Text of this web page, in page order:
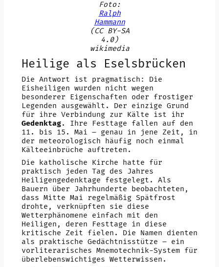
Foto:
Ralph
Hammann
(CC BY-SA
4.0)
wikimedia
Heilige als Eselsbrücken
Die Antwort ist pragmatisch: Die
Eisheiligen wurden nicht wegen
besonderer Eigenschaften oder frostiger
Legenden ausgewählt. Der einzige Grund
für ihre Verbindung zur Kälte ist ihr
Gedenktag. Ihre Festtage fallen auf den
11. bis 15. Mai – genau in jene Zeit, in
der meteorologisch häufig noch einmal
Kälteeinbrüche auftreten.
Die katholische Kirche hatte für
praktisch jeden Tag des Jahres
Heiligengedenktage festgelegt. Als
Bauern über Jahrhunderte beobachteten,
dass Mitte Mai regelmäßig Spätfrost
drohte, verknüpften sie diese
Wetterphänomene einfach mit den
Heiligen, deren Festtage in diese
kritische Zeit fielen. Die Namen dienten
als praktische Gedächtnisstütze – ein
vorliterarisches Mnemotechnik-System für
überlebenswichtiges Wetterwissen.